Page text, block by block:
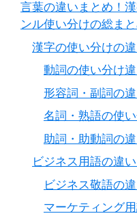
言葉の違いまとめ！
ンル使い分けの総ま
漢字の使い分けの
動詞の使い分け
形容詞・副詞の
名詞・熟語の使
助詞・助動詞の
ビジネス用語の違
ビジネス敬語の
マーケティング